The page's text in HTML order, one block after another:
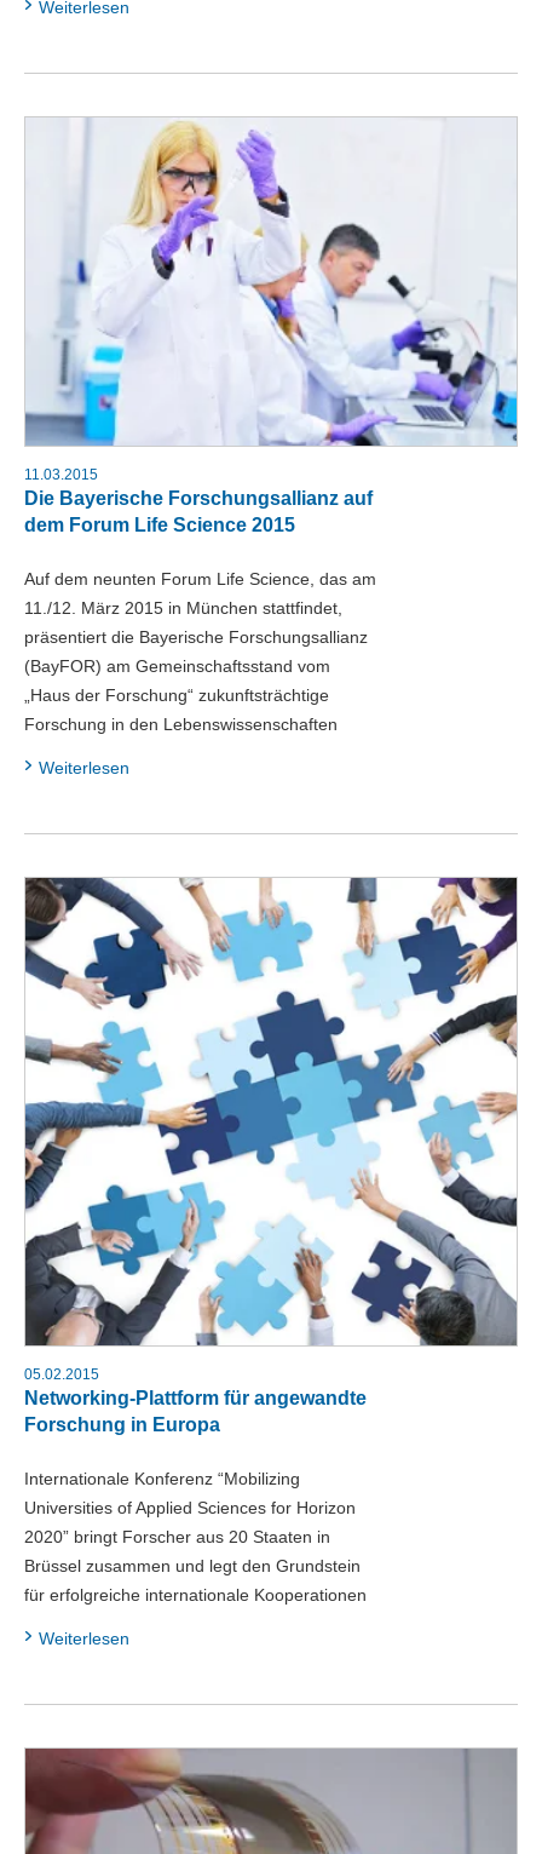
Weiterlesen
11.03.2015
Die Bayerische Forschungsallianz auf
dem Forum Life Science 2015
Auf dem neunten Forum Life Science, das am
11./12. März 2015 in München stattfindet,
präsentiert die Bayerische Forschungsallianz
(BayFOR) am Gemeinschaftsstand vom
„Haus der Forschung“ zukunftsträchtige
Forschung in den Lebenswissenschaften
Weiterlesen
05.02.2015
Networking-Plattform für angewandte
Forschung in Europa
Internationale Konferenz “Mobilizing
Universities of Applied Sciences for Horizon
2020” bringt Forscher aus 20 Staaten in
Brüssel zusammen und legt den Grundstein
für erfolgreiche internationale Kooperationen
Weiterlesen